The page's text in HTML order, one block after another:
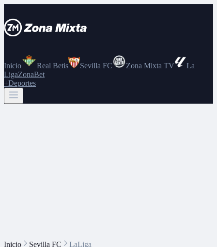
Inicio Real Betis Sevilla FC Zona Mixta TV
La
LigaZonaBet
+Deportes
Inicio Sevilla FC
LaLiga